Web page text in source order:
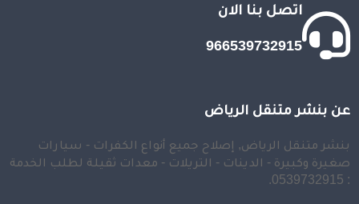
اتصل بنا الان
966539732915
عن بنشر متنقل الرياض
بنشر متنقل الرياض, إصلاح جميع أنواع الكفرات - سيارات
صغيرة وكبيرة - الدينات - التريلات - معدات ثقيلة لطلب الخدمة
: 0539732915.